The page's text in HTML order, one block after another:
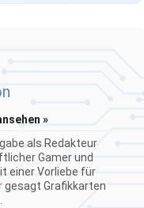
»
als Redakteur
Gamer und
einer Vorliebe für
gesagt Grafikkarten